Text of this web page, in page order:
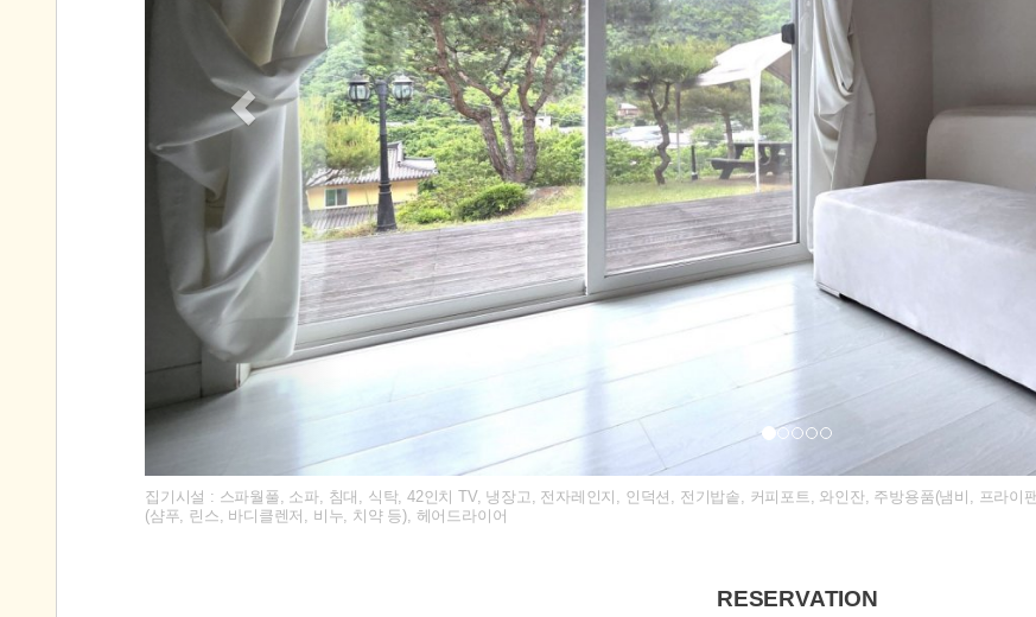
집기시설 : 스파월풀, 소파, 침대, 식탁, 42인치 TV, 냉장고, 전자레인지, 인덕션, 전기밥솥, 커피포트, 와인잔, 주방용품(냄비, 프라
(샴푸, 린스, 바디클렌저, 비누, 치약 등), 헤어드라이어
RESERVATION